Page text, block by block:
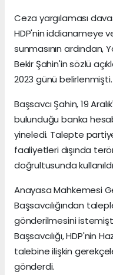
Ceza yargılaması
HDP'nin iddianameye
sunmasının ardından,
Bekir Şahin'in sözlü
2023 günü belirlenmişti.
Başsavcı Şahin, 19
bulunduğu banka
yineledi. Talepte
faaliyetleri dışında
doğrultusunda
Anayasa Mahkemesi
Başsavcılığından
gönderilmesini
Başsavcılığı, HDP'nin
talebine ilişkin
gönderdi.